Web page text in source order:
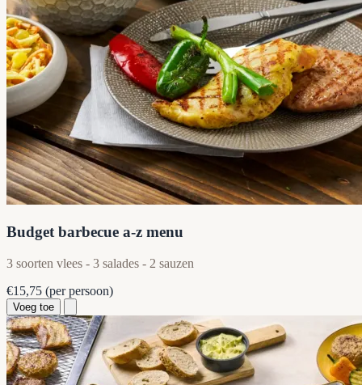
Budget barbecue a-z menu
3 soorten vlees - 3 salades - 2 sauzen
€15,75 (per persoon)
Voeg toe